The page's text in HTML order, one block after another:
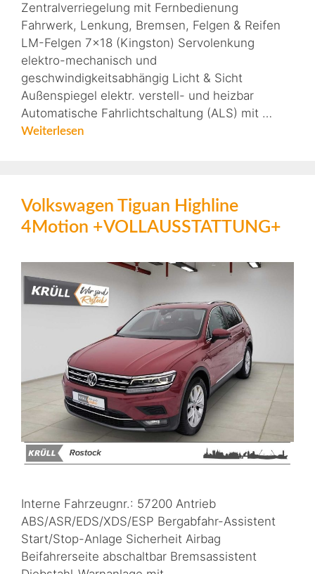
Zentralverriegelung mit Fernbedienung
Fahrwerk, Lenkung, Bremsen, Felgen & Reifen
LM-Felgen 7×18 (Kingston) Servolenkung
elektro-mechanisch und
geschwindigkeitsabhängig Licht & Sicht
Außenspiegel elektr. verstell- und heizbar
Automatische Fahrlichtschaltung (ALS) mit …
Weiterlesen
Volkswagen Tiguan Highline
4Motion +VOLLAUSSTATTUNG+
Interne Fahrzeugnr.: 57200 Antrieb
ABS/ASR/EDS/XDS/ESP Bergabfahr-Assistent
Start/Stop-Anlage Sicherheit Airbag
Beifahrerseite abschaltbar Bremsassistent